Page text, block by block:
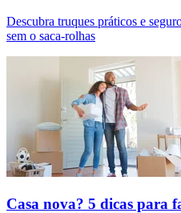
Descubra truques práticos e
sem o saca-rolhas
Casa nova? 5 dicas para